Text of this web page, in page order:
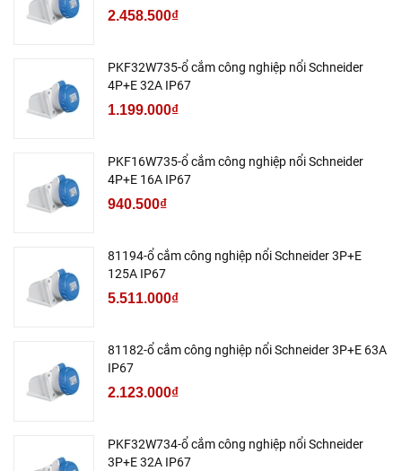
2.458.500₫
PKF32W735-ổ cắm công nghiệp nổi Schneider
4P+E 32A IP67
1.199.000₫
PKF16W735-ổ cắm công nghiệp nổi Schneider
4P+E 16A IP67
940.500₫
81194-ổ cắm công nghiệp nổi Schneider 3P+E
125A IP67
5.511.000₫
81182-ổ cắm công nghiệp nổi Schneider 3P+E 63A
IP67
2.123.000₫
PKF32W734-ổ cắm công nghiệp nổi Schneider
3P+E 32A IP67